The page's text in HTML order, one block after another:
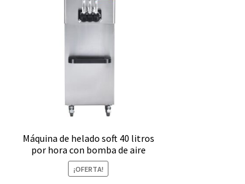
Máquina de helado soft 40 litros
por hora con bomba de aire
¡OFERTA!